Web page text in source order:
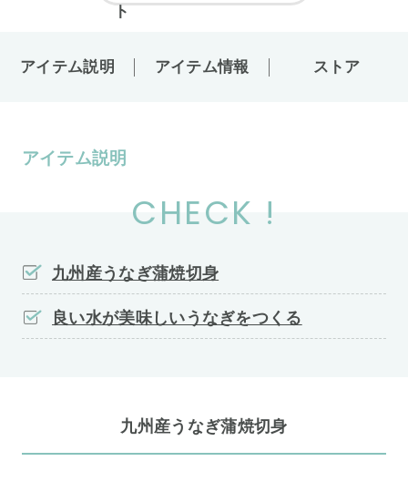
アイテム説明 アイテム情報 ストア
アイテム説明
CHECK !
九州産うなぎ蒲焼切身
良い水が美味しいうなぎをつくる
九州産うなぎ蒲焼切身